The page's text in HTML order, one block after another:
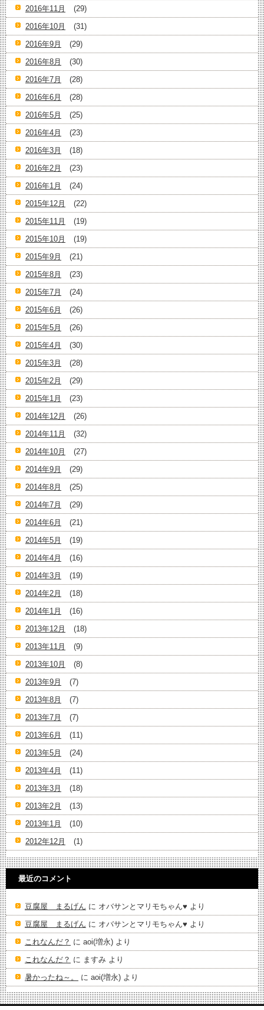
2016年11月
(29)
2016年10月
(31)
2016年9月
(29)
2016年8月
(30)
2016年7月
(28)
2016年6月
(28)
2016年5月
(25)
2016年4月
(23)
2016年3月
(18)
2016年2月
(23)
2016年1月
(24)
2015年12月
(22)
2015年11月
(19)
2015年10月
(19)
2015年9月
(21)
2015年8月
(23)
2015年7月
(24)
2015年6月
(26)
2015年5月
(26)
2015年4月
(30)
2015年3月
(28)
2015年2月
(29)
2015年1月
(23)
2014年12月
(26)
2014年11月
(32)
2014年10月
(27)
2014年9月
(29)
2014年8月
(25)
2014年7月
(29)
2014年6月
(21)
2014年5月
(19)
2014年4月
(16)
2014年3月
(19)
2014年2月
(18)
2014年1月
(16)
2013年12月
(18)
2013年11月
(9)
2013年10月
(8)
2013年9月
(7)
2013年8月
(7)
2013年7月
(7)
2013年6月
(11)
2013年5月
(24)
2013年4月
(11)
2013年3月
(18)
2013年2月
(13)
2013年1月
(10)
2012年12月
(1)
最近のコメント
豆腐屋 まるげん に オバサンとマリモちゃん♥️ より
豆腐屋 まるげん に オバサンとマリモちゃん♥️ より
これなんだ？ に aoi(増永) より
これなんだ？ に ますみ より
暑かったね～。
に aoi(増永) より